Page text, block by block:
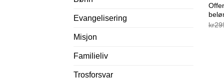
Evangelisering
Misjon
Familieliv
Trosforsvar
kr